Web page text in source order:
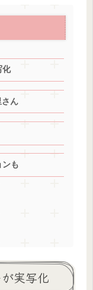
化
さん
ンも
実写化